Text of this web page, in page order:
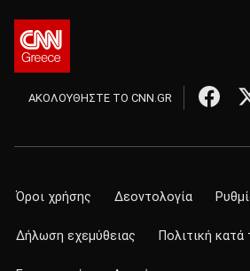
ΑΚΟΛΟΥΘΗΣΤΕ ΤΟ CNN.GR
Όροι χρήσης Δεοντολογία
Δήλωση εχεμύθειας Πολιτική